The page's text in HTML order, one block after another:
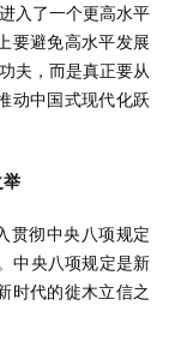
入了一个更高水平
要避免高水平发展
夫，而是真正要从
动中国式现代化跃
贯彻中央八项规定
中央八项规定是新
时代的徙木立信之